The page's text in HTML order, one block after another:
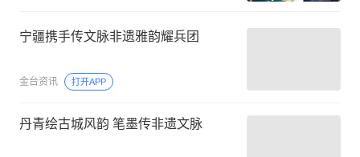
宁疆携手传文脉非遗雅韵耀兵团
金台资讯 打开APP
丹青绘古城风韵 笔墨传非遗文脉